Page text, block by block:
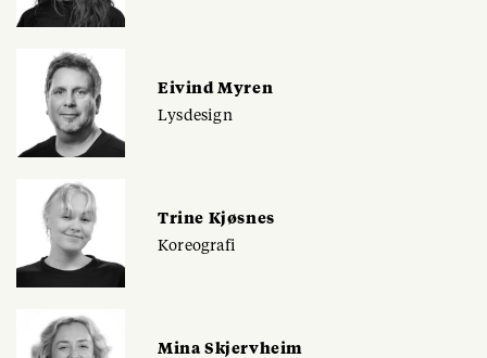
Eivind Myren
Lysdesign
Trine Kjøsnes
Koreografi
Mina Skjervheim